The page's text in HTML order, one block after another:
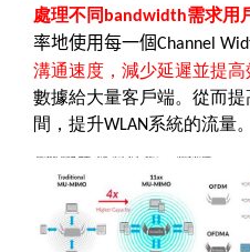
處理不同 bandwidth需求用
率地使用每一個Channel
溝通速度，減少延遲並提高
數據給大量客戶端。從而
間，提升WLAN系統的流量。